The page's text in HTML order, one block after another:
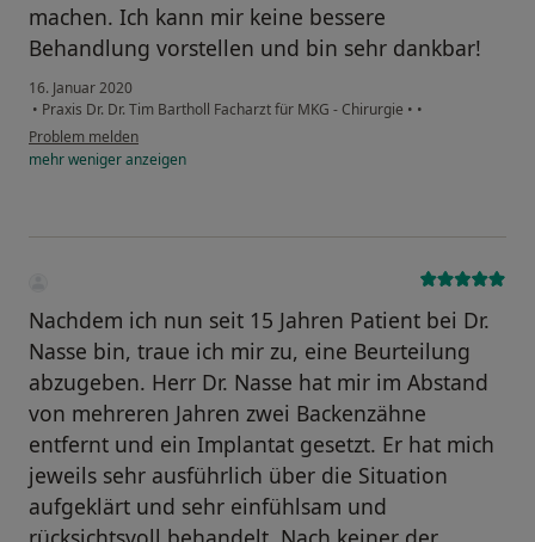
machen. Ich kann mir keine bessere
Behandlung vorstellen und bin sehr dankbar!
16. Januar 2020
• Praxis Dr. Dr. Tim Bartholl Facharzt für MKG - Chirurgie • •
Problem melden
mehrwenigeranzeigen
Nachdem ich nun seit 15 Jahren Patient bei Dr.
Nasse bin, traue ich mir zu, eine Beurteilung
abzugeben. Herr Dr. Nasse hat mir im Abstand
von mehreren Jahren zwei Backenzähne
entfernt und ein Implantat gesetzt. Er hat mich
jeweils sehr ausführlich über die Situation
aufgeklärt und sehr einfühlsam und